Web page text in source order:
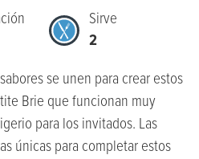
Sirve
2
se unen para crear estos
Brie que funcionan muy
para los invitados. Las
únicas para completar estos